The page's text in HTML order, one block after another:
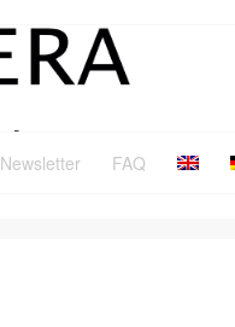
Newsletter FAQ